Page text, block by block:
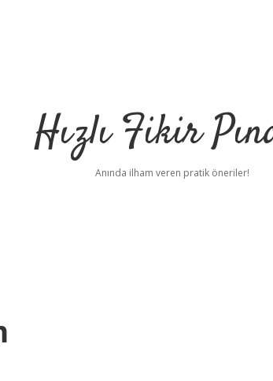
Hızlı Fikir
Anında ilham veren pratik öneriler!